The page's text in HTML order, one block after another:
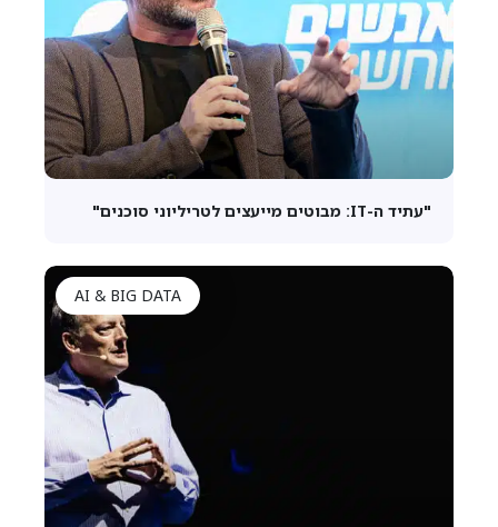
"עתיד ה-IT: מבוטים מייעצים לטריליוני סוכנים"
AI & BIG DATA